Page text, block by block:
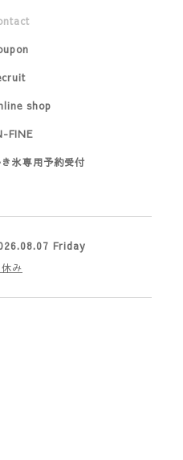
shop
FINE
き氷専用予約受付
Friday
み